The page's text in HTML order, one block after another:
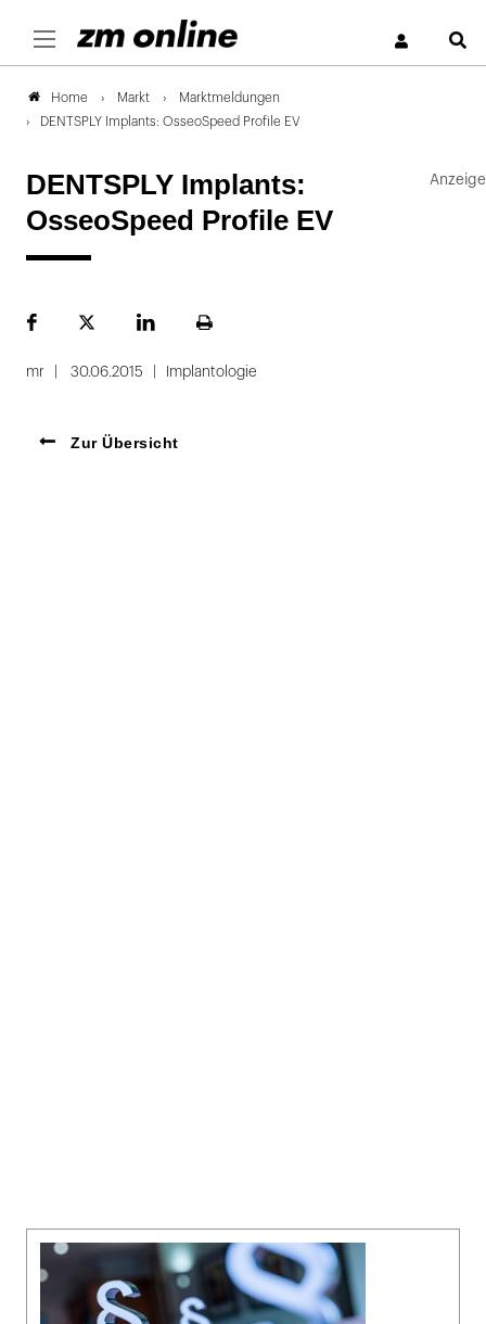
Home Markt
Marktmeldungen
DENTSPLY Implants: OsseoSpeed Profile EV
DENTSPLY Implants:
OsseoSpeed Profile EV
FacebookPlattformLinekdInSeite
mr 30.06.2015 Implantologie
Zur Übersicht